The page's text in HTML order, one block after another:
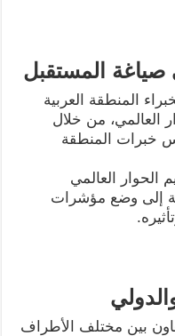
صياغة المستقبل
المنطقة العربية
العالمي، من خلال
خبرات المنطقة
العالمي
إلى وضع مؤشرات
بين مختلف الأطراف